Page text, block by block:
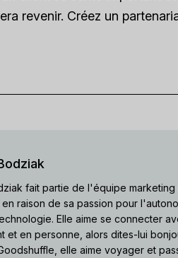
revenir. Créez un
fait partie de l'équipe
raison de sa passion pour
Elle aime se connecter
et en personne, alors dites-lui
elle aime voyager et